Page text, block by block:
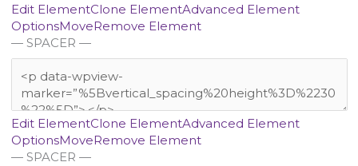
Edit ElementClone ElementAdvanced Element
OptionsMoveRemove Element
— SPACER —
Edit ElementClone ElementAdvanced Element
OptionsMoveRemove Element
— SPACER —